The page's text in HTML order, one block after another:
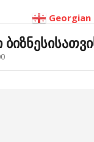
Georgian